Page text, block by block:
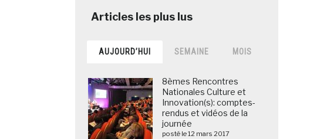
AUJOURD’HUI SEMAINE MOIS
8èmes Rencontres
Nationales Culture et
Innovation(s): comptes-
rendus et vidéos de la
journée
posté le 12 mars 2017